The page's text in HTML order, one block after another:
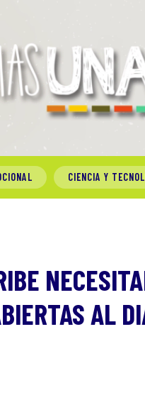
CIENCIA Y
AL